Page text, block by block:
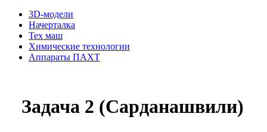
3D-модели
Начерталка
Тех маш
Химические технологии
Аппараты ПАХТ
Задача 2 (Сарданашвили)